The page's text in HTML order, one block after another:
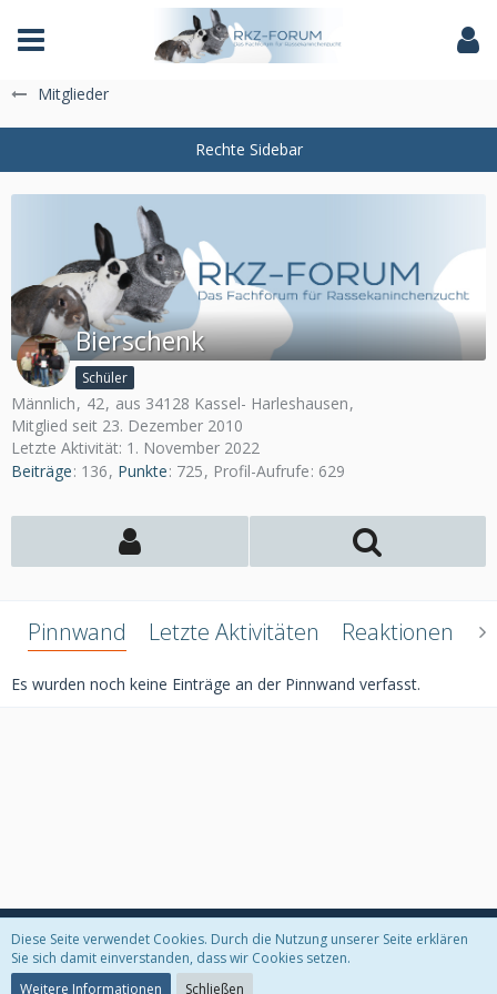
Das Fachforum der Rassekaninchenzucht
Mitglieder
Bierschenk
Schüler
Männlich 42 aus 34128 Kassel- Harleshausen
Mitglied seit 23. Dezember 2010
Letzte Aktivität: 1. November 2022
Beiträge 136 Punkte 725 Profil-Aufrufe 629
Pinnwand Letzte Aktivitäten Reaktionen
Es wurden noch keine Einträge an der Pinnwand verfasst.
Datenschutzerklärung Kontakt Impressum
Diese Seite verwendet Cookies. Durch die Nutzung unserer Seite erklären
Sie sich damit einverstanden, dass wir Cookies setzen.
Weitere Informationen
Schließen